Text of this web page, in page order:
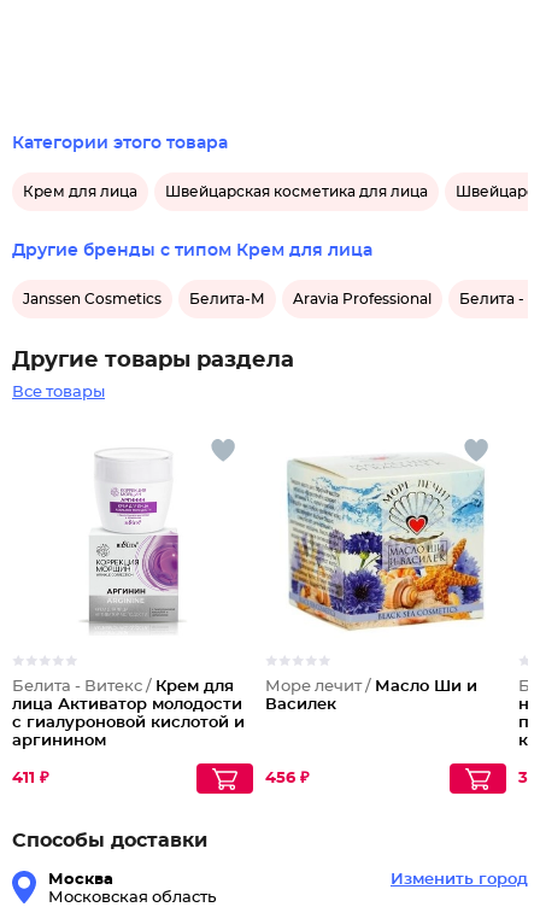
Категории этого товара
Крем для лица Швейцарская косметика для лица
Другие бренды с типом Крем для лица
Janssen Cosmetics Белита-М Aravia Professional Белита -
Другие товары раздела
Все товары
Белита - Витекс / Крем для
лица Активатор молодости
с гиалуроновой кислотой и
аргинином
411 ₽
Море лечит / Масло Ши и
Василек
456 ₽
Способы доставки
Москва
Московская область
Изменить город